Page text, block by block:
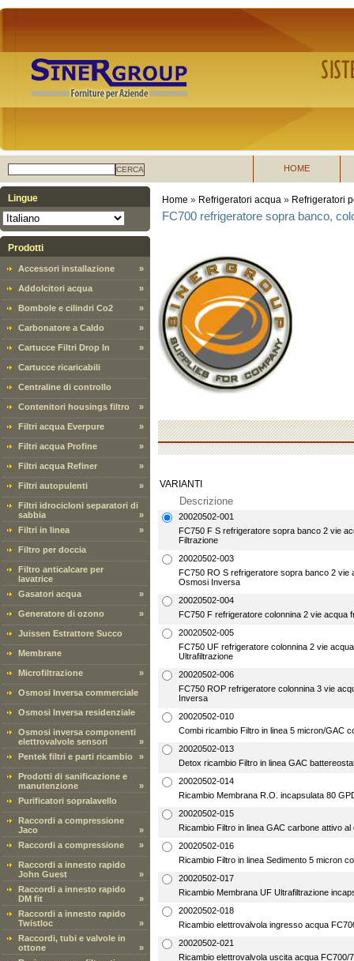
CERCA HOME
Lingue
Prodotti
Accessori installazione »
Addolcitori acqua »
Bombole e cilindri Co2 »
Carbonatore a Caldo »
Cartucce Filtri Drop In »
Cartucce ricaricabili
Centraline di controllo
Contenitori housings filtro »
Filtri acqua Everpure »
Filtri acqua Profine »
Filtri acqua Refiner »
Filtri autopulenti »
Filtri idrocicloni separatori di
sabbia
»
Filtri in linea
»
Filtro per doccia
Filtro anticalcare per
lavatrice
Gasatori acqua
»
Generatore di ozono »
Juissen Estrattore Succo
Membrane
Microfiltrazione »
Osmosi Inversa commerciale
Osmosi Inversa residenziale
Osmosi inversa componenti
elettrovalvole sensori
»
Pentek filtri e parti ricambio
»
Prodotti di sanificazione e
manutenzione
»
Purificatori sopralavello
Raccordi a compressione
Jaco
»
Raccordi a compressione
»
Raccordi a innesto rapido
John Guest
»
Raccordi a innesto rapido
DM fit
»
Raccordi a innesto rapido
Twistloc
»
Raccordi, tubi e valvole in
ottone
»
Home » Refrigeratori acqua » Refrigeratori
FC700 refrigeratore sopra banco,
VARIANTI
Descrizione
20020502-001
FC750 F S refrigeratore sopra banco 2 vie
Filtrazione
20020502-003
FC750 RO S refrigeratore sopra banco 2 vie
Osmosi Inversa
20020502-004
FC750 F refrigeratore colonnina 2 vie acqua
20020502-005
FC750 UF refrigeratore colonnina 2 vie
Ultrafiltrazione
20020502-006
FC750 ROP refrigeratore colonnina 3 vie
Inversa
20020502-010
Combi ricambio Filtro in linea 5 micron/GAC
20020502-013
Detox ricambio Filtro in linea GAC
20020502-014
Ricambio Membrana R.O. incapsulata 80
20020502-015
Ricambio Filtro in linea GAC carbone attivo
20020502-016
Ricambio Filtro in linea Sedimento 5 micron
20020502-017
Ricambio Membrana UF Ultrafiltrazione
20020502-018
Ricambio elettrovalvola ingresso acqua
20020502-021
Ricambio elettrovalvola uscita acqua FC700/